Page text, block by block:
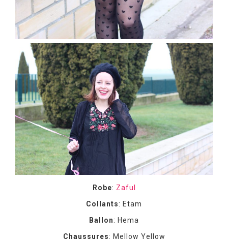
Robe: Zaful
Collants: Etam
Ballon: Hema
Chaussures: Mellow Yellow